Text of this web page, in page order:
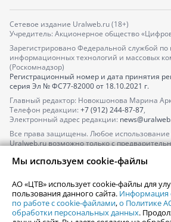
Сетевое издание Uralweb.ru (18+)
Учредитель: Акционерное общество
Зарегистрировано Федеральной службой по
информационных технологий и массовых
(Роскомнадзор)
Регистрационный номер и дата принятия
серия Эл № ФС77-82000от 18.10.2021 г.
Главный редактор: Новокшонова Марина
Телефон редакции: +7 (912) 244-87-87,
Электронный адрес редакции:
Все права защищены. Любое использование
Uralweb.ru возможно только с
По вопросам размещения рекламы
По вопросам размещения информации в
afisha@uralweb.ru
Пользовательское соглашение на
Мы используем cookie-файлы
АО «ЦТВ» использует cookie-файлы для
пользования данного сайта. Информация
по работе с cookie-файлами,о Политике
обработки персональных данных.